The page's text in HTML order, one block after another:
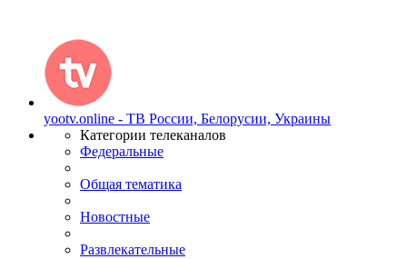
yootv.online - ТВ России, Белорусии, Украины
Категории телеканалов
Федеральные
Общая тематика
Новостные
Развлекательные